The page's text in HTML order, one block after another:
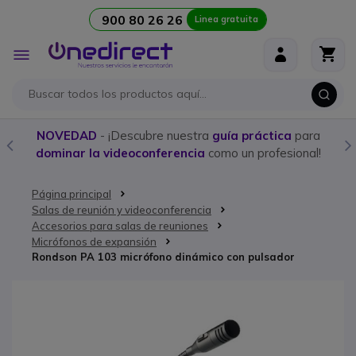
900 80 26 26 Linea gratuita
Toggle
Nav
NOVEDAD - ¡Descubre nuestra guía práctica para
dominar la videoconferencia como un profesional!
Página principal
Salas de reunión y videoconferencia
Accesorios para salas de reuniones
Micrófonos de expansión
Rondson PA 103 micrófono dinámico con pulsador